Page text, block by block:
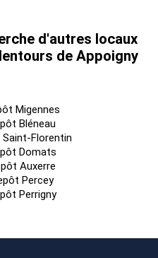
-A6
contactez-nous.
d'autres locaux
de Appoigny
Migennes
Bléneau
Florentin
Domats
Auxerre
Percey
Perrigny